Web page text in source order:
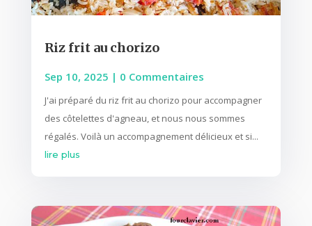
Riz frit au chorizo
Sep 10, 2025 | 0 Commentaires
J'ai préparé du riz frit au chorizo pour accompagner
des côtelettes d'agneau, et nous nous sommes
régalés. Voilà un accompagnement délicieux et si...
lire plus